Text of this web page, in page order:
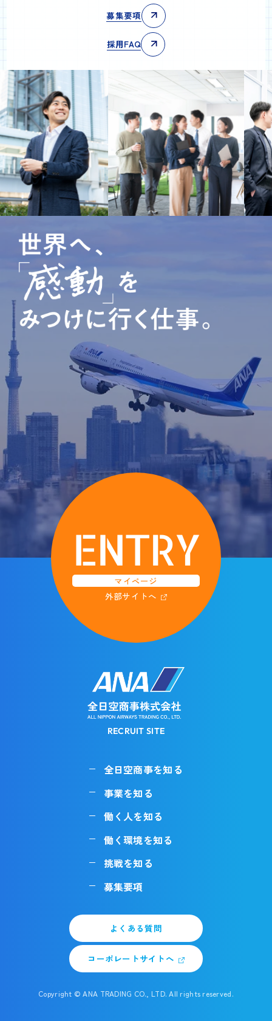
募集要項
採用FAQ
ENTRY
マイページ
外部サイトへ
RECRUIT SITE
全日空商事を知る
事業を知る
働く人を知る
働く環境を知る
挑戦を知る
募集要項
よくある質問
コーポレートサイトへ
Copyright © ANA TRADING CO., LTD. All rights reserved.